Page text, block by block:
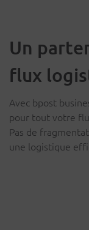
Un
flux
Avec bpost
pour tout votre
Pas de
une logistique